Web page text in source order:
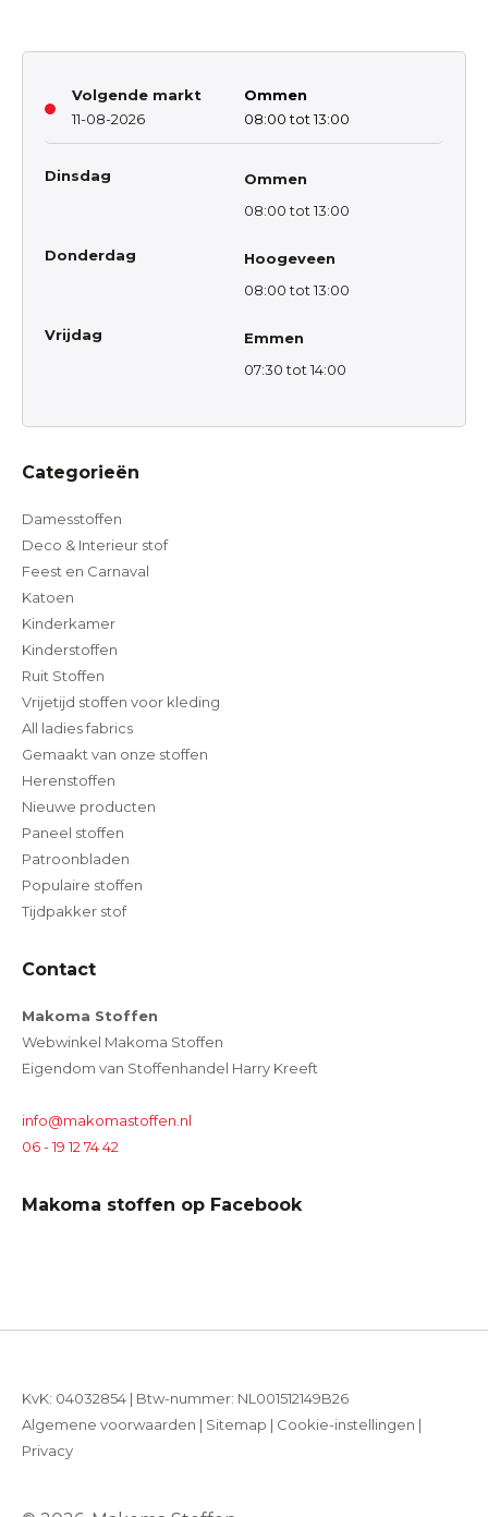
Volgende markt
11-08-2026
Ommen
08:00 tot 13:00
Dinsdag
Ommen
08:00 tot 13:00
Donderdag
Hoogeveen
08:00 tot 13:00
Vrijdag
Emmen
07:30 tot 14:00
Categorieën
Damesstoffen
Deco & Interieur stof
Feest en Carnaval
Katoen
Kinderkamer
Kinderstoffen
Ruit Stoffen
Vrijetijd stoffen voor kleding
All ladies fabrics
Gemaakt van onze stoffen
Herenstoffen
Nieuwe producten
Paneel stoffen
Patroonbladen
Populaire stoffen
Tijdpakker stof
Contact
Makoma Stoffen
Webwinkel Makoma Stoffen
Eigendom van Stoffenhandel Harry Kreeft
info@makomastoffen.nl
06 - 19 12 74 42
Makoma stoffen op Facebook
KvK: 04032854 | Btw-nummer: NL001512149B26
Algemene voorwaarden | Sitemap | Cookie-instellingen |
Privacy